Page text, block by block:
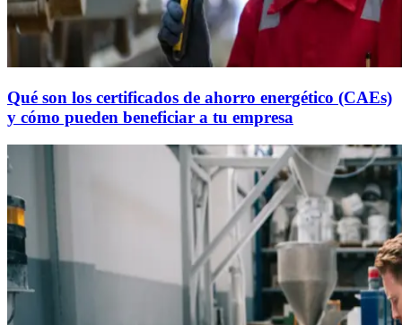
Qué son los certificados de ahorro energético (CAEs)
y cómo pueden beneficiar a tu empresa